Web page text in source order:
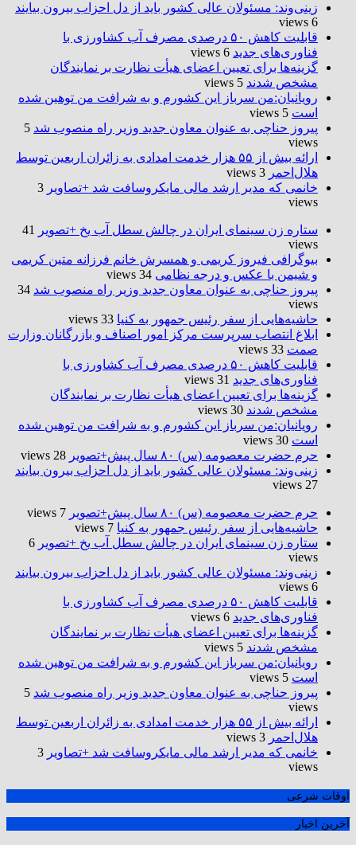
زینی‌وند: مسئولان عالی کشور باید از دل احزاب بیرون بیایند
6 views
قابلیت کاهش ۵۰ درصدی مصرف آب کشاورزی با
فناوری‌های جدید 6 views
گزینه‌ها برای تعیین اعضای هیأت نظارت بر نمایندگان
مشخص شدند 5 views
رویانیان:من سرباز این کشورم و به شرافت من توهین شده
است 5 views
پیروز حناچی به عنوان معاون جدید وزیر راه منصوب شد 5
views
ارائه بیش از ۵۵ هزار خدمت امدادی به زائران اربعین توسط
هلال‌احمر 3 views
خانمی که مدیر ارشد مالی مایکروسافت شد +تصاویر 3
views
ستاره زن سینمای ایران در چالش سطل آب یخ +تصویر
41
views
بیوگرافی فیروز کریمی و همسرش خانم فرزانه متین کریمی
و شیمن با عکس و درجه نظامی 34 views
پیروز حناچی به عنوان معاون جدید وزیر راه منصوب شد 34
views
حاشیه‌هایی از سفر رئیس جمهور به کنیا 33 views
ابلاغ انتصاب سرپرست مرکز امور اصناف و بازرگانان وزارت
صمت 33 views
قابلیت کاهش ۵۰ درصدی مصرف آب کشاورزی با
فناوری‌های جدید 31 views
گزینه‌ها برای تعیین اعضای هیأت نظارت بر نمایندگان
مشخص شدند 30 views
رویانیان:من سرباز این کشورم و به شرافت من توهین شده
است 30 views
حرم حضرت‌ معصومه (س) ۸۰ سال پیش+تصویر
28 views
زینی‌وند: مسئولان عالی کشور باید از دل احزاب بیرون بیایند
27 views
حرم حضرت‌ معصومه (س) ۸۰ سال پیش+تصویر
7 views
حاشیه‌هایی از سفر رئیس جمهور به کنیا 7 views
ستاره زن سینمای ایران در چالش سطل آب یخ +تصویر 6
views
زینی‌وند: مسئولان عالی کشور باید از دل احزاب بیرون بیایند
6 views
قابلیت کاهش ۵۰ درصدی مصرف آب کشاورزی با
فناوری‌های جدید 6 views
گزینه‌ها برای تعیین اعضای هیأت نظارت بر نمایندگان
مشخص شدند 5 views
رویانیان:من سرباز این کشورم و به شرافت من توهین شده
است 5 views
پیروز حناچی به عنوان معاون جدید وزیر راه منصوب شد 5
views
ارائه بیش از ۵۵ هزار خدمت امدادی به زائران اربعین توسط
هلال‌احمر 3 views
خانمی که مدیر ارشد مالی مایکروسافت شد +تصاویر 3
views
اوقات شرعی
آخرین اخبار